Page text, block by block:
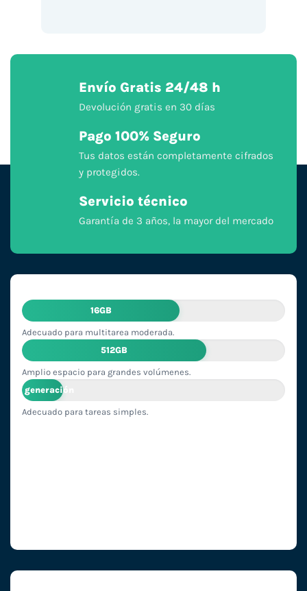
Envío Gratis 24/48 h
Devolución gratis en 30 días
Pago 100% Seguro
Tus datos están completamente cifrados
y protegidos.
Servicio técnico
Garantía de 3 años, la mayor del mercado
16GB
Adecuado para multitarea moderada.
512GB
Amplio espacio para grandes volúmenes.
2ª generación
Adecuado para tareas simples.